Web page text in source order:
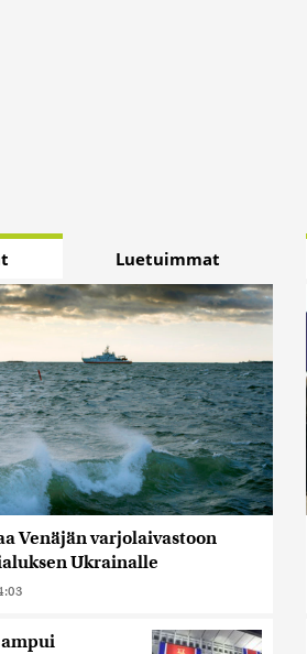
Luetuimmat
Venäjän varjolaivastoon
Ukrainalle